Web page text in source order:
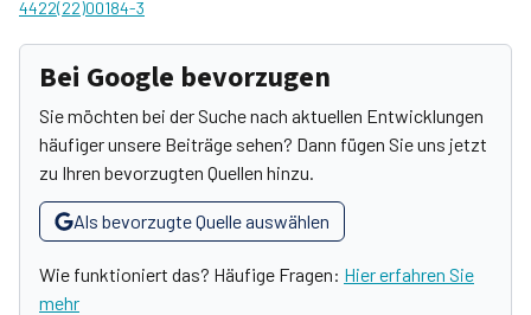
4422(22)00184-3
Bei Google bevorzugen
Sie möchten bei der Suche nach aktuellen Entwicklungen
häufiger unsere Beiträge sehen? Dann fügen Sie uns jetzt
zu Ihren bevorzugten Quellen hinzu.
Als bevorzugte Quelle auswählen
Wie funktioniert das? Häufige Fragen: Hier erfahren Sie
mehr